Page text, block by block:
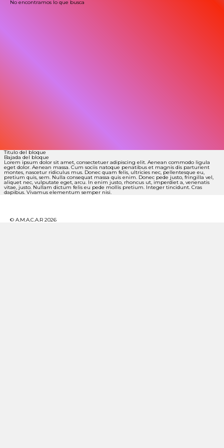
No encontramos lo que busca
Titulo del bloque
Bajada del bloque
Lorem ipsum dolor sit amet, consectetuer adipiscing elit. Aenean commodo ligula
eget dolor. Aenean massa. Cum sociis natoque penatibus et magnis dis parturient
montes, nascetur ridiculus mus. Donec quam felis, ultricies nec, pellentesque eu,
pretium quis, sem. Nulla consequat massa quis enim. Donec pede justo, fringilla vel,
aliquet nec, vulputate eget, arcu. In enim justo, rhoncus ut, imperdiet a, venenatis
vitae, justo. Nullam dictum felis eu pede mollis pretium. Integer tincidunt. Cras
dapibus. Vivamus elementum semper nisi.
© A.M.A.C.A.R 2026